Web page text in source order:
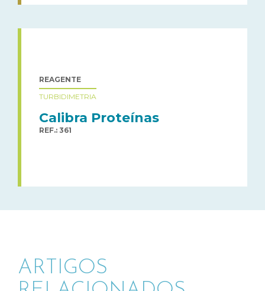
REAGENTE
TURBIDIMETRIA
Calibra Proteínas
REF.: 361
ARTIGOS